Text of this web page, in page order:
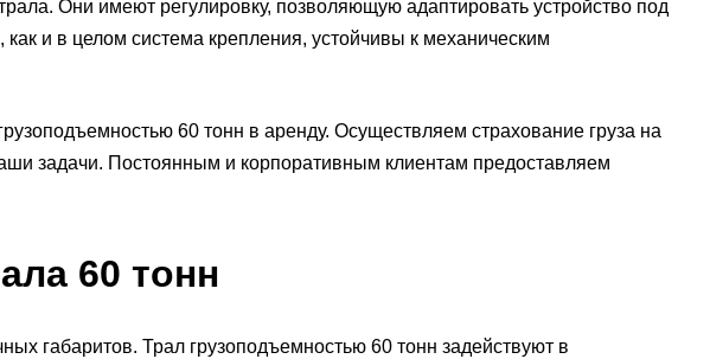
Они имеют регулировку, позволяющую адаптировать устройство под
и в целом система крепления, устойчивы к механическим
60 тонн в аренду. Осуществляем страхование груза на
задачи. Постоянным и корпоративным клиентам предоставляем
60 тонн
габаритов. Трал грузоподъемностью 60 тонн задействуют в